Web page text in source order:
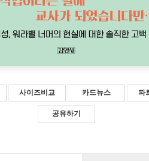
사이즈비교 카드뉴스 파
공유하기